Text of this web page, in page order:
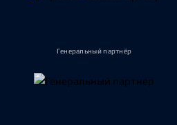
Генеральный партнёр